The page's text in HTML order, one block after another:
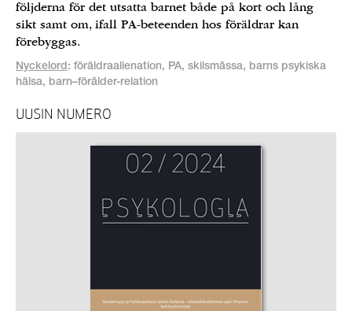
följderna för det utsatta barnet både på kort och lång
sikt samt om, ifall PA-beteenden hos föräldrar kan
förebyggas.
Nyckelord: föräldraalienation, PA, skilsmässa, barns psykiska
hälsa, barn–förälder-relation
UUSIN NUMERO